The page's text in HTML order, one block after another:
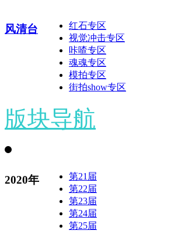
风清台
红石专区
视觉冲击专区
咔喳专区
魂魂专区
模拍专区
街拍show专区
版块导航
2020年
第21届
第22届
第23届
第24届
第25届